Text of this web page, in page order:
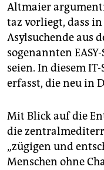
Altmaier
taz vorliegt, dass
Asylsuchende aus
sogenannten
seien. In diesem
erfasst, die neu in
Mit Blick auf die
die
„zügigen und
Menschen ohne